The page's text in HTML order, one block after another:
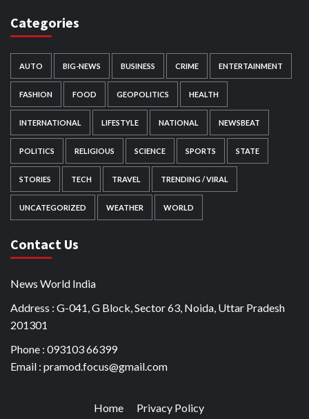
Categories
AUTO BIG-NEWS BUSINESS CRIME ENTERTAINMENT
FASHION FOOD GEOPOLITICS HEALTH
INTERNATIONAL LIFESTYLE NATIONAL NEWSBEAT
POLITICS RELIGIOUS SCIENCE SPORTS STATE
STORIES TECH TRAVEL TRENDING / VIRAL
UNCATEGORIZED WEATHER WORLD
Contact Us
News World India
Address : G-041, G Block, Sector 63, Noida, Uttar Pradesh
201301
Phone : 093103 66399
Email : pramod.focus@gmail.com
Home Privacy Policy